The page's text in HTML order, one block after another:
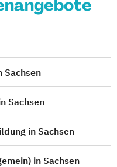
Sachsen
Sachsen
in Sachsen
in Sachsen